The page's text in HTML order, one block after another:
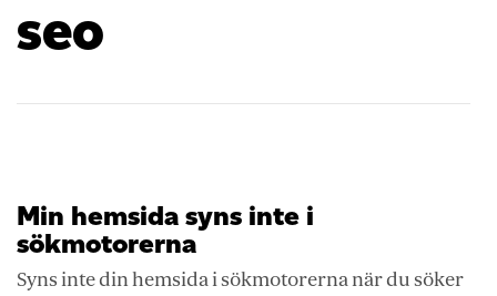
seo
Min hemsida syns inte i
sökmotorerna
Syns inte din hemsida i sökmotorerna när du söker